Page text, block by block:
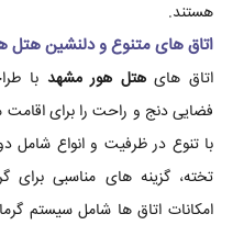
هستند.
اتاق های متنوع و دلنشین هتل
اتاق هایهتل هور مشهد با
فضایی دنج و راحت را برای اقامت
با تنوع در ظرفیت و انواع شامل
تخته، گزینه های مناسبی
امکانات اتاق ها شامل سیستم